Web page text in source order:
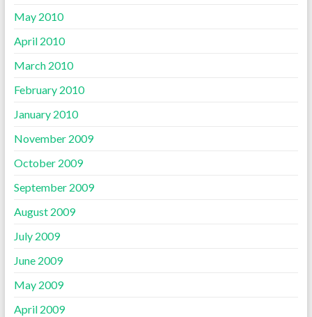
May 2010
April 2010
March 2010
February 2010
January 2010
November 2009
October 2009
September 2009
August 2009
July 2009
June 2009
May 2009
April 2009